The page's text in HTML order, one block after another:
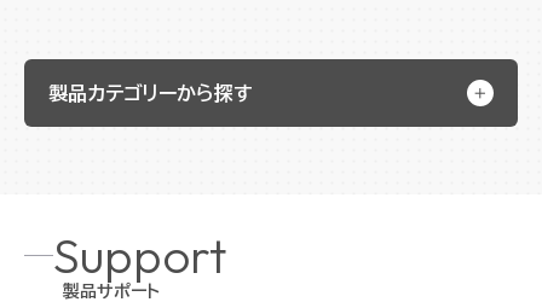
製品カテゴリーから探す
Support
製品サポート